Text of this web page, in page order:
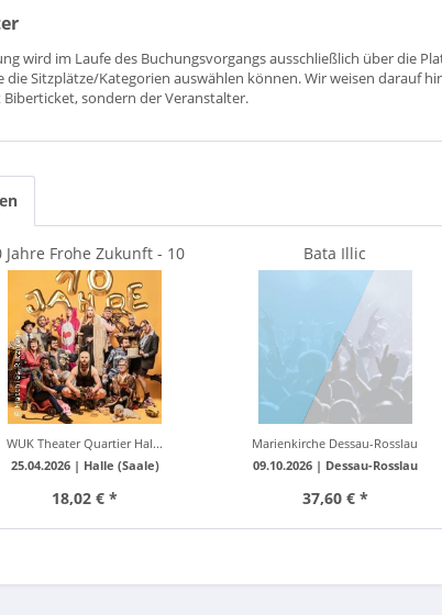
wird im Laufe des Buchungsvorgangs ausschließlich über die
die Sitzplätze/Kategorien auswählen können. Wir weisen
sondern der Veranstalter.
Jahre Frohe Zukunft - 10
Jahre dirty dancing
WUK Theater Quartier Hal...
25.04.2026 | Halle (Saale)
18,02 € *
Bata Illic
Marienkirche Dessau-Rosslau
09.10.2026 | Dessau-Rosslau
37,60 € *